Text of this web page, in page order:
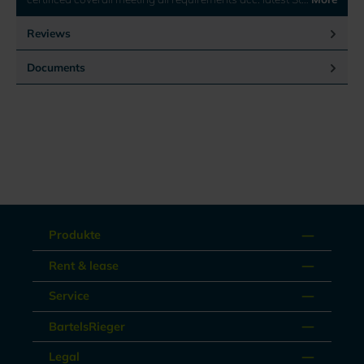
Reviews
Documents
Produkte
Rent & lease
Service
BartelsRieger
Legal